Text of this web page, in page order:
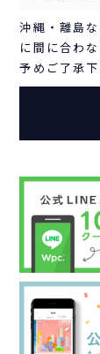
沖縄・離島
に間に合わ
予めご了承下